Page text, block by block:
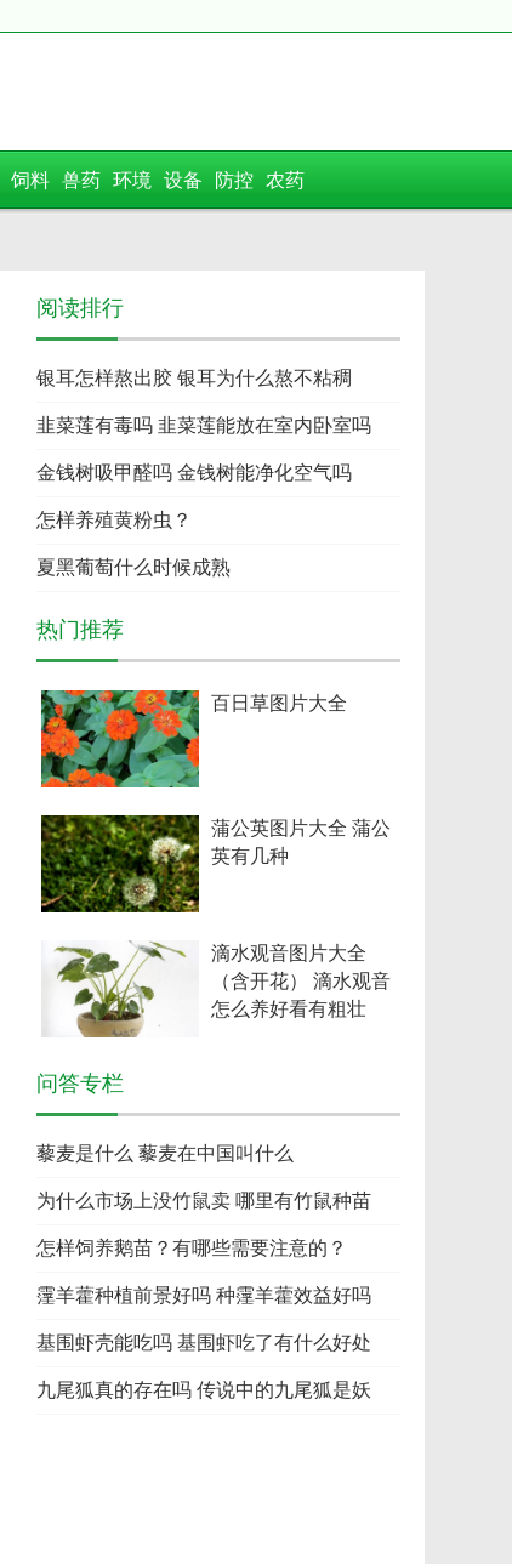
饲料 兽药 环境 设备 防控 农药
阅读排行
银耳怎样熬出胶 银耳为什么熬不粘稠
韭菜莲有毒吗 韭菜莲能放在室内卧室吗
金钱树吸甲醛吗 金钱树能净化空气吗
怎样养殖黄粉虫？
夏黑葡萄什么时候成熟
热门推荐
百日草图片大全
蒲公英图片大全 蒲公
英有几种
滴水观音图片大全
（含开花） 滴水观音
怎么养好看有粗壮
问答专栏
藜麦是什么 藜麦在中国叫什么
为什么市场上没竹鼠卖 哪里有竹鼠种苗
怎样饲养鹅苗？有哪些需要注意的？
霪羊藿种植前景好吗 种霪羊藿效益好吗
基围虾壳能吃吗 基围虾吃了有什么好处
九尾狐真的存在吗 传说中的九尾狐是妖